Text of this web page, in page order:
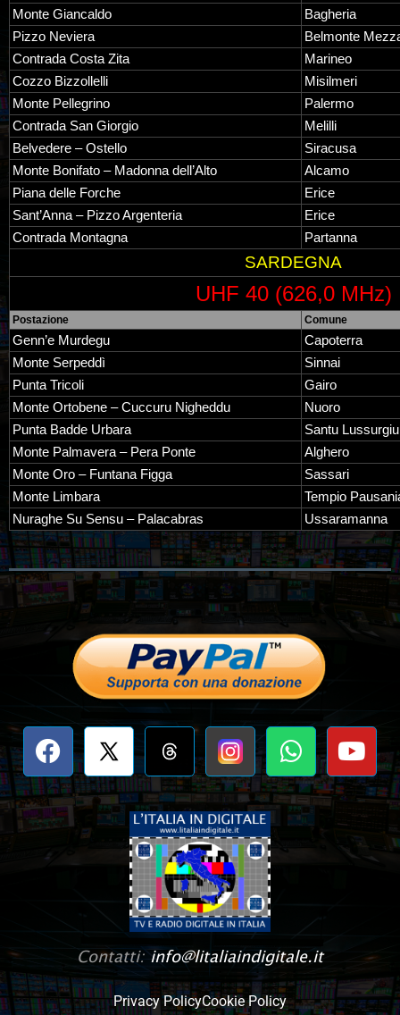
Monte Giancaldo
Bagheria
Pizzo Neviera
Belmonte
Contrada Costa Zita
Marineo
Cozzo Bizzollelli
Misilmeri
Monte Pellegrino
Palermo
Contrada San Giorgio
Melilli
Belvedere – Ostello
Siracusa
Monte Bonifato – Madonna dell’Alto
Alcamo
Piana delle Forche
Erice
Sant’Anna – Pizzo Argenteria
Erice
Contrada Montagna
Partanna
SARDEGNA
UHF 40 (626,0 MHz)
Postazione Comune
Genn’e Murdegu
Capoterra
Monte Serpeddì
Sinnai
Punta Tricoli
Gairo
Monte Ortobene – Cuccuru Nigheddu
Nuoro
Punta Badde Urbara
Santu Lussurgiu
Monte Palmavera – Pera Ponte
Alghero
Monte Oro – Funtana Figga
Sassari
Monte Limbara
Tempio
Nuraghe Su Sensu – Palacabras
Ussaramanna
Contatti: info@litaliaindigitale.it
Privacy PolicyCookie Policy